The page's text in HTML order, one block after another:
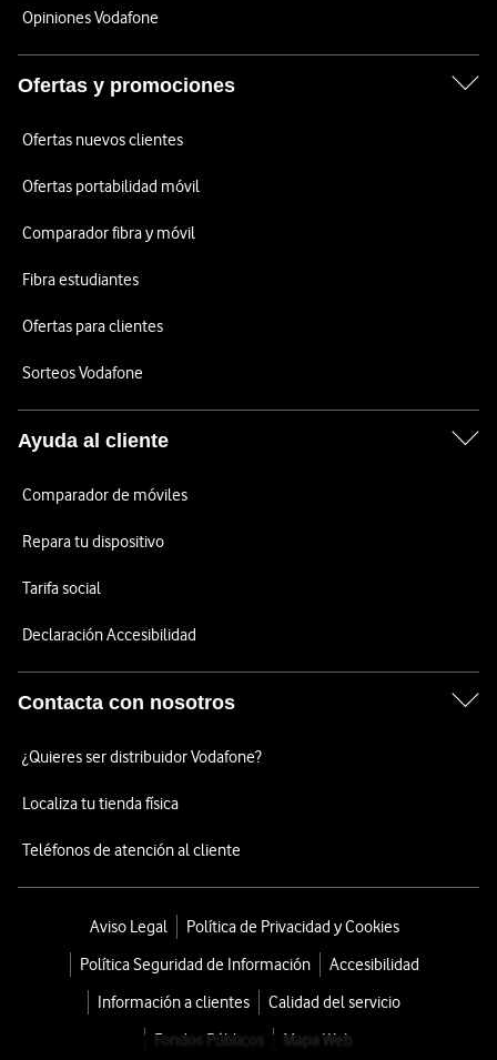
Opiniones Vodafone
Ofertas y promociones
Ofertas nuevos clientes
Ofertas portabilidad móvil
Comparador fibra y móvil
Fibra estudiantes
Ofertas para clientes
Sorteos Vodafone
Ayuda al cliente
Comparador de móviles
Repara tu dispositivo
Tarifa social
Declaración Accesibilidad
Contacta con nosotros
¿Quieres ser distribuidor Vodafone?
Localiza tu tienda física
Teléfonos de atención al cliente
Aviso Legal
Política de Privacidad y Cookies
Política Seguridad de Información
Accesibilidad
Información a clientes
Calidad del servicio
Fondos Públicos
Mapa Web